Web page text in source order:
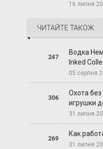
16 липня
ЧИТАЙТЕ ТАКОЖ
247
Водка
Inked
05 серпня
306
Охота
игрушки
31 липня
269
Как
31 липня